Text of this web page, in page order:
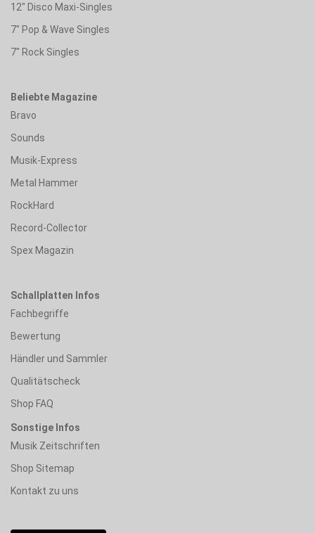
12" Disco Maxi-Singles
7" Pop & Wave Singles
7" Rock Singles
Beliebte Magazine
Bravo
Sounds
Musik-Express
Metal Hammer
RockHard
Record-Collector
Spex Magazin
Schallplatten Infos
Fachbegriffe
Bewertung
Händler und Sammler
Qualitätscheck
Shop FAQ
Sonstige Infos
Musik Zeitschriften
Shop Sitemap
Kontakt zu uns